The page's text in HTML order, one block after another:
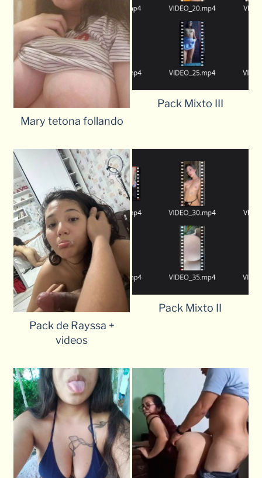
Mary tetona follando
Pack Mixto III
Pack de Rayssa +
videos
Pack Mixto II